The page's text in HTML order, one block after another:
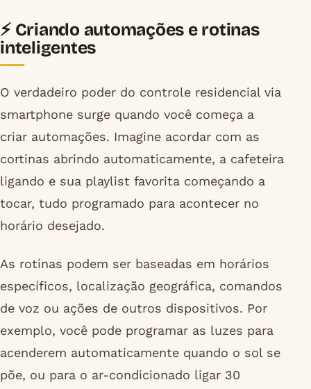
⚡ Criando automações e rotinas
inteligentes
O verdadeiro poder do controle residencial via
smartphone surge quando você começa a
criar automações. Imagine acordar com as
cortinas abrindo automaticamente, a cafeteira
ligando e sua playlist favorita começando a
tocar, tudo programado para acontecer no
horário desejado.
As rotinas podem ser baseadas em horários
específicos, localização geográfica, comandos
de voz ou ações de outros dispositivos. Por
exemplo, você pode programar as luzes para
acenderem automaticamente quando o sol se
põe, ou para o ar-condicionado ligar 30